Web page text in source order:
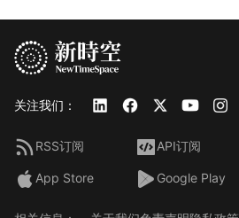
关注我们：
RSS订阅 API订阅
App Store Google Play